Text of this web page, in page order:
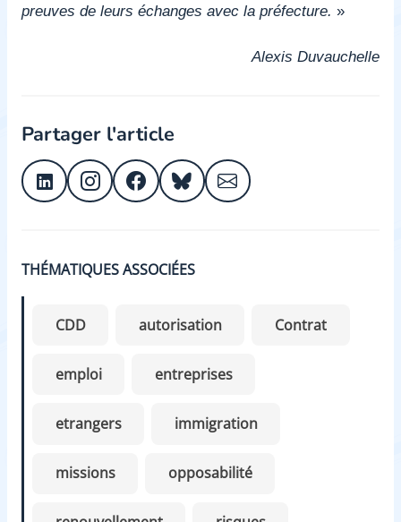
preuves de leurs échanges avec la préfecture. »
Alexis Duvauchelle
Partager l'article
THÉMATIQUES ASSOCIÉES
CDD autorisation Contrat
emploi entreprises
etrangers immigration
missions opposabilité